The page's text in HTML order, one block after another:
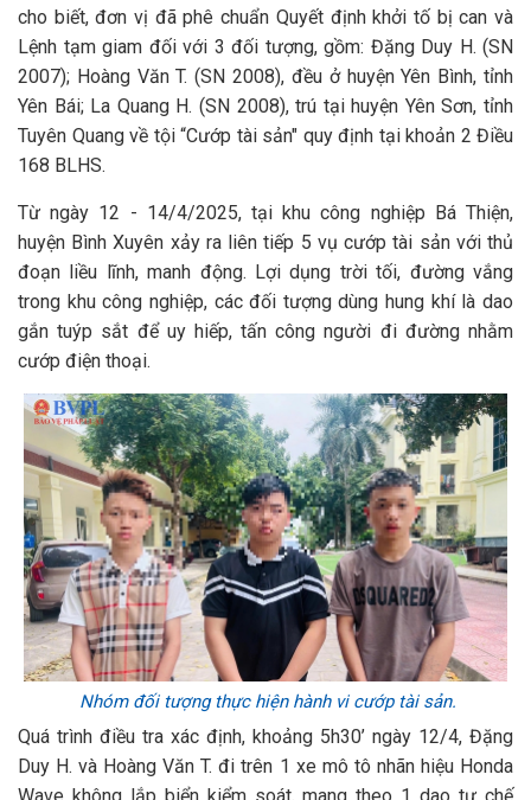
cho biết, đơn vị đã phê chuẩn Quyết định khởi tố bị can và
Lệnh tạm giam đối với 3 đối tượng, gồm: Đặng Duy H. (SN
2007); Hoàng Văn T. (SN 2008), đều ở huyện Yên Bình, tỉnh
Yên Bái; La Quang H. (SN 2008), trú tại huyện Yên Sơn, tỉnh
Tuyên Quang về tội “Cướp tài sản" quy định tại khoản 2 Điều
168 BLHS.
Từ ngày 12 - 14/4/2025, tại khu công nghiệp Bá Thiện,
huyện Bình Xuyên xảy ra liên tiếp 5 vụ cướp tài sản với thủ
đoạn liều lĩnh, manh động. Lợi dụng trời tối, đường vắng
trong khu công nghiệp, các đối tượng dùng hung khí là dao
gắn tuýp sắt để uy hiếp, tấn công người đi đường nhằm
cướp điện thoại.
Nhóm đối tượng thực hiện hành vi cướp tài sản.
Quá trình điều tra xác định, khoảng 5h30’ ngày 12/4, Đặng
Duy H. và Hoàng Văn T. đi trên 1 xe mô tô nhãn hiệu Honda